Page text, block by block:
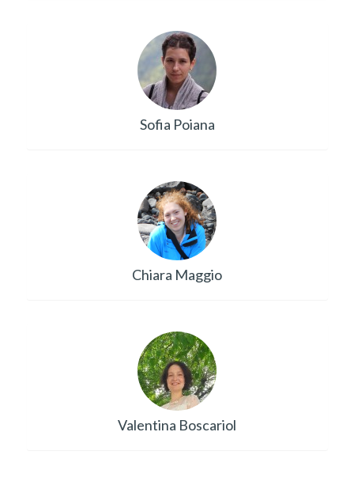
Sofia Poiana
Chiara Maggio
Valentina Boscariol